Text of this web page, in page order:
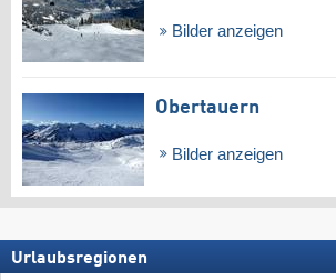
Bilder anzeigen
Obertauern
Bilder anzeigen
Urlaubsregionen